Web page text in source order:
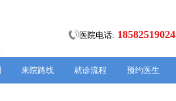
医院电话: 18582519024
来院路线 就诊流程 预约医生